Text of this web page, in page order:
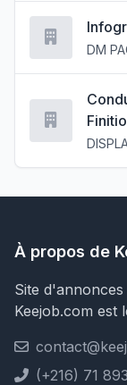
DM
À propos de
Site
Keejob.com est
(+216) 71